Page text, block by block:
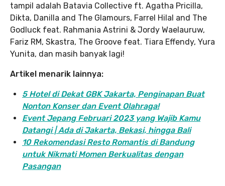
tampil adalah Batavia Collective ft. Agatha Pricilla,
Dikta, Danilla and The Glamours, Farrel Hilal and The
Godluck feat. Rahmania Astrini & Jordy Waelauruw,
Fariz RM, Skastra, The Groove feat. Tiara Effendy, Yura
Yunita, dan masih banyak lagi!
Artikel menarik lainnya:
5 Hotel di Dekat GBK Jakarta, Penginapan Buat
Nonton Konser dan Event Olahraga!
Event Jepang Februari 2023 yang Wajib Kamu
Datangi | Ada di Jakarta, Bekasi, hingga Bali
10 Rekomendasi Resto Romantis di Bandung
untuk Nikmati Momen Berkualitas dengan
Pasangan